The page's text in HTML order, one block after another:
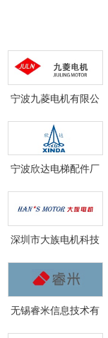
宁波九菱电机有限公
司
宁波欣达电梯配件厂
深圳市大族电机科技
无锡睿米信息技术有